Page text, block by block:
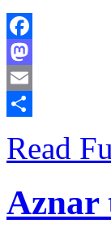
Facebook
Mastodon
Email
Read
Aznar